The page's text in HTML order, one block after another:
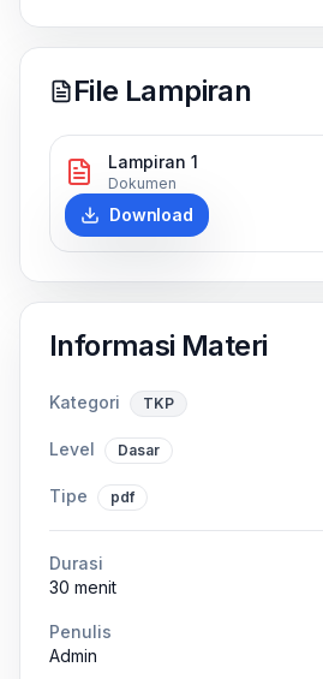
File Lampiran
Lampiran 1
Dokumen
Download
Informasi Materi
Kategori TKP
Level Dasar
Tipe pdf
Durasi
30 menit
Penulis
Admin